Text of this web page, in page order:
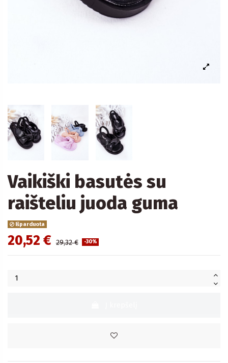
Vaikiški basutės su
raišteliu juoda guma
Išparduota
20,52 € 29,32 € -30%